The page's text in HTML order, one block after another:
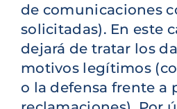
de comunicaciones
solicitadas). En este
dejará de tratar los
motivos legítimos
o la defensa frente a